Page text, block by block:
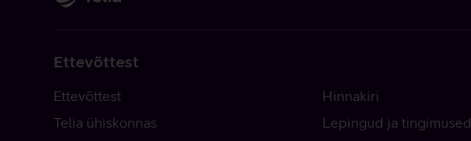
Ettevõttest
Ettevõttest
Telia ühiskonnas
Hinnakiri
Lepingud ja tingimused